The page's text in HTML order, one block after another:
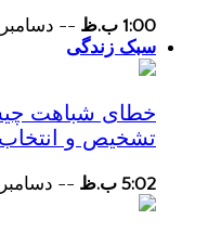
1:00 ب.ظ -- دسامبر 7, 2023
سبک زندگی
خطای شباهت
تشخیص و انتخاب
5:02 ب.ظ -- دسامبر 8, 2025